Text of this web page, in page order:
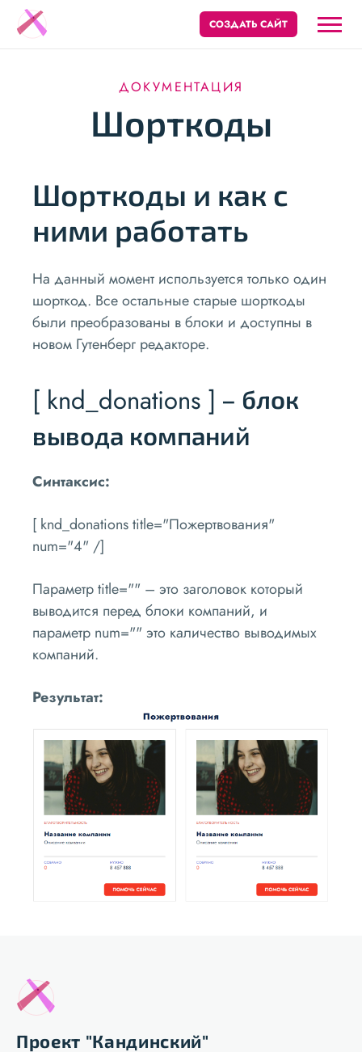
СОЗДАТЬ САЙТ
ДОКУМЕНТАЦИЯ
Шорткоды
Шорткоды и как с
ними работать
На данный момент используется только один
шорткод. Все остальные старые шорткоды
были преобразованы в блоки и доступны в
новом Гутенберг редакторе.
[ knd_donations ] – блок
вывода компаний
Синтаксис:
[ knd_donations title="Пожертвования"
num="4" /]
Параметрtitle="" – это заголовок который
выводится перед блоки компаний, и
параметр num="" это каличество выводимых
компаний.
Результат:
Проект "Кандинский"